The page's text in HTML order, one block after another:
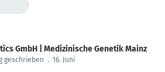
GmbH | Medizinische Genetik Mainz
geschrieben . 16. Juni